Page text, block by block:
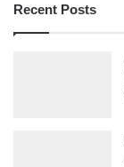
Recent Posts